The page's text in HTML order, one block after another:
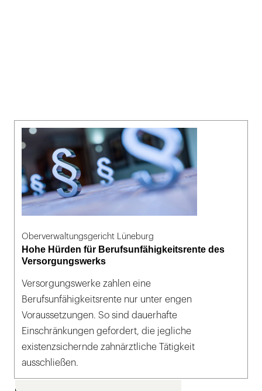
Oberverwaltungsgericht Lüneburg
Hohe Hürden für Berufsunfähigkeitsrente des
Versorgungswerks
Versorgungswerke zahlen eine
Berufsunfähigkeitsrente nur unter engen
Voraussetzungen. So sind dauerhafte
Einschränkungen gefordert, die jegliche
existenzsichernde zahnärztliche Tätigkeit
ausschließen.